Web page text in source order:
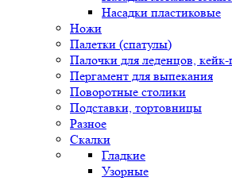
Насадки пластиковые
Ножи
Палетки (спатулы)
Палочки для леденцов,
Пергамент для выпекания
Поворотные столики
Подставки, тортовницы
Разное
Скалки
Гладкие
Узорные